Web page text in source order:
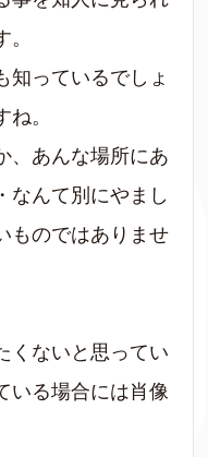
知っているでしょ
。
、あんな場所にあ
なんて別にやまし
ものではありませ
くないと思ってい
いる場合には肖像